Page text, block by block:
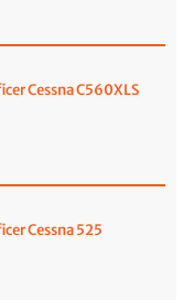
Cessna C560XLS
Cessna 525